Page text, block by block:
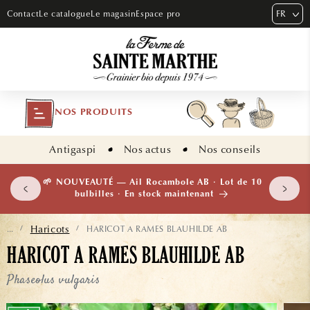
ET PASSER
ContactLe catalogueLe magasinEspace pro FR
NOS PRODUITS
Antigaspi Nos actus Nos conseils
🌱
... / Haricots / HARICOT A RAMES BLAUHILDE AB
HARICOT A RAMES BLAUHILDE AB
Phaseolus vulgaris
AUX